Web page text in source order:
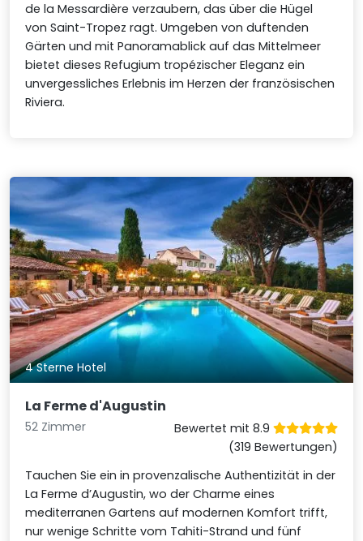
de la Messardière verzaubern, das über die Hügel
von Saint-Tropez ragt. Umgeben von duftenden
Gärten und mit Panoramablick auf das Mittelmeer
bietet dieses Refugium tropézischer Eleganz ein
unvergessliches Erlebnis im Herzen der französischen
Riviera.
4 Sterne Hotel
La Ferme d'Augustin
52 Zimmer
Bewertet mit 8.9
(319 Bewertungen)
Tauchen Sie ein in provenzalische Authentizität in der
La Ferme d’Augustin, wo der Charme eines
mediterranen Gartens auf modernen Komfort trifft,
nur wenige Schritte vom Tahiti-Strand und fünf